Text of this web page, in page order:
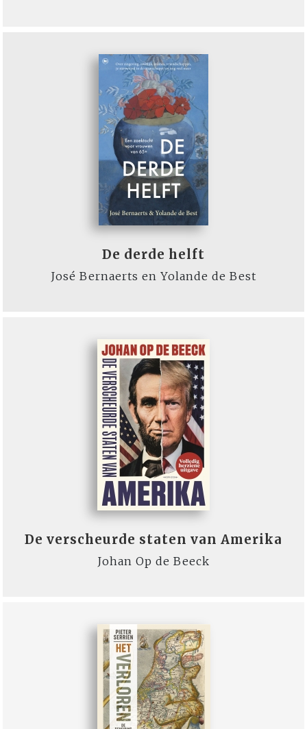
De derde helft
José Bernaerts en Yolande de Best
De verscheurde staten van Amerika
Johan Op de Beeck